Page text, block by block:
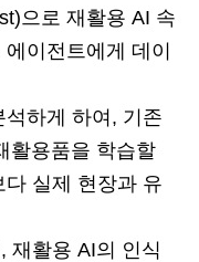
으로 재활용 AI 속
이전트에게 데이
하게 하여, 기존
활용품을 학습할
실제 현장과 유
재활용 AI의 인식